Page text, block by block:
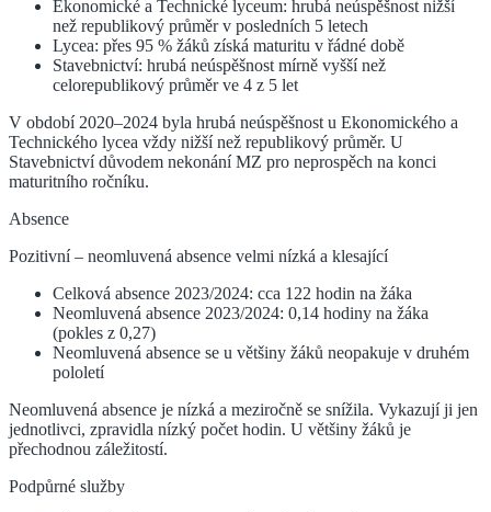
Ekonomické a Technické lyceum: hrubá neúspěšnost nižší
než republikový průměr v posledních 5 letech
Lycea: přes 95 % žáků získá maturitu v řádné době
Stavebnictví: hrubá neúspěšnost mírně vyšší než
celorepublikový průměr ve 4 z 5 let
V období 2020–2024 byla hrubá neúspěšnost u Ekonomického a
Technického lycea vždy nižší než republikový průměr. U
Stavebnictví důvodem nekonání MZ pro neprospěch na konci
maturitního ročníku.
Absence
Pozitivní – neomluvená absence velmi nízká a klesající
Celková absence 2023/2024: cca 122 hodin na žáka
Neomluvená absence 2023/2024: 0,14 hodiny na žáka
(pokles z 0,27)
Neomluvená absence se u většiny žáků neopakuje v druhém
pololetí
Neomluvená absence je nízká a meziročně se snížila. Vykazují ji jen
jednotlivci, zpravidla nízký počet hodin. U většiny žáků je
přechodnou záležitostí.
Podpůrné služby